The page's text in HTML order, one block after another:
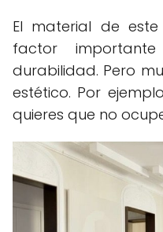
El material de este
factor
durabilidad. Pero
estético. Por
quieres que no